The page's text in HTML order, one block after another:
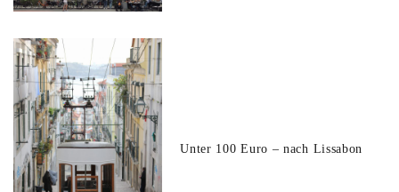
Unter 100 Euro – nach Lissabon